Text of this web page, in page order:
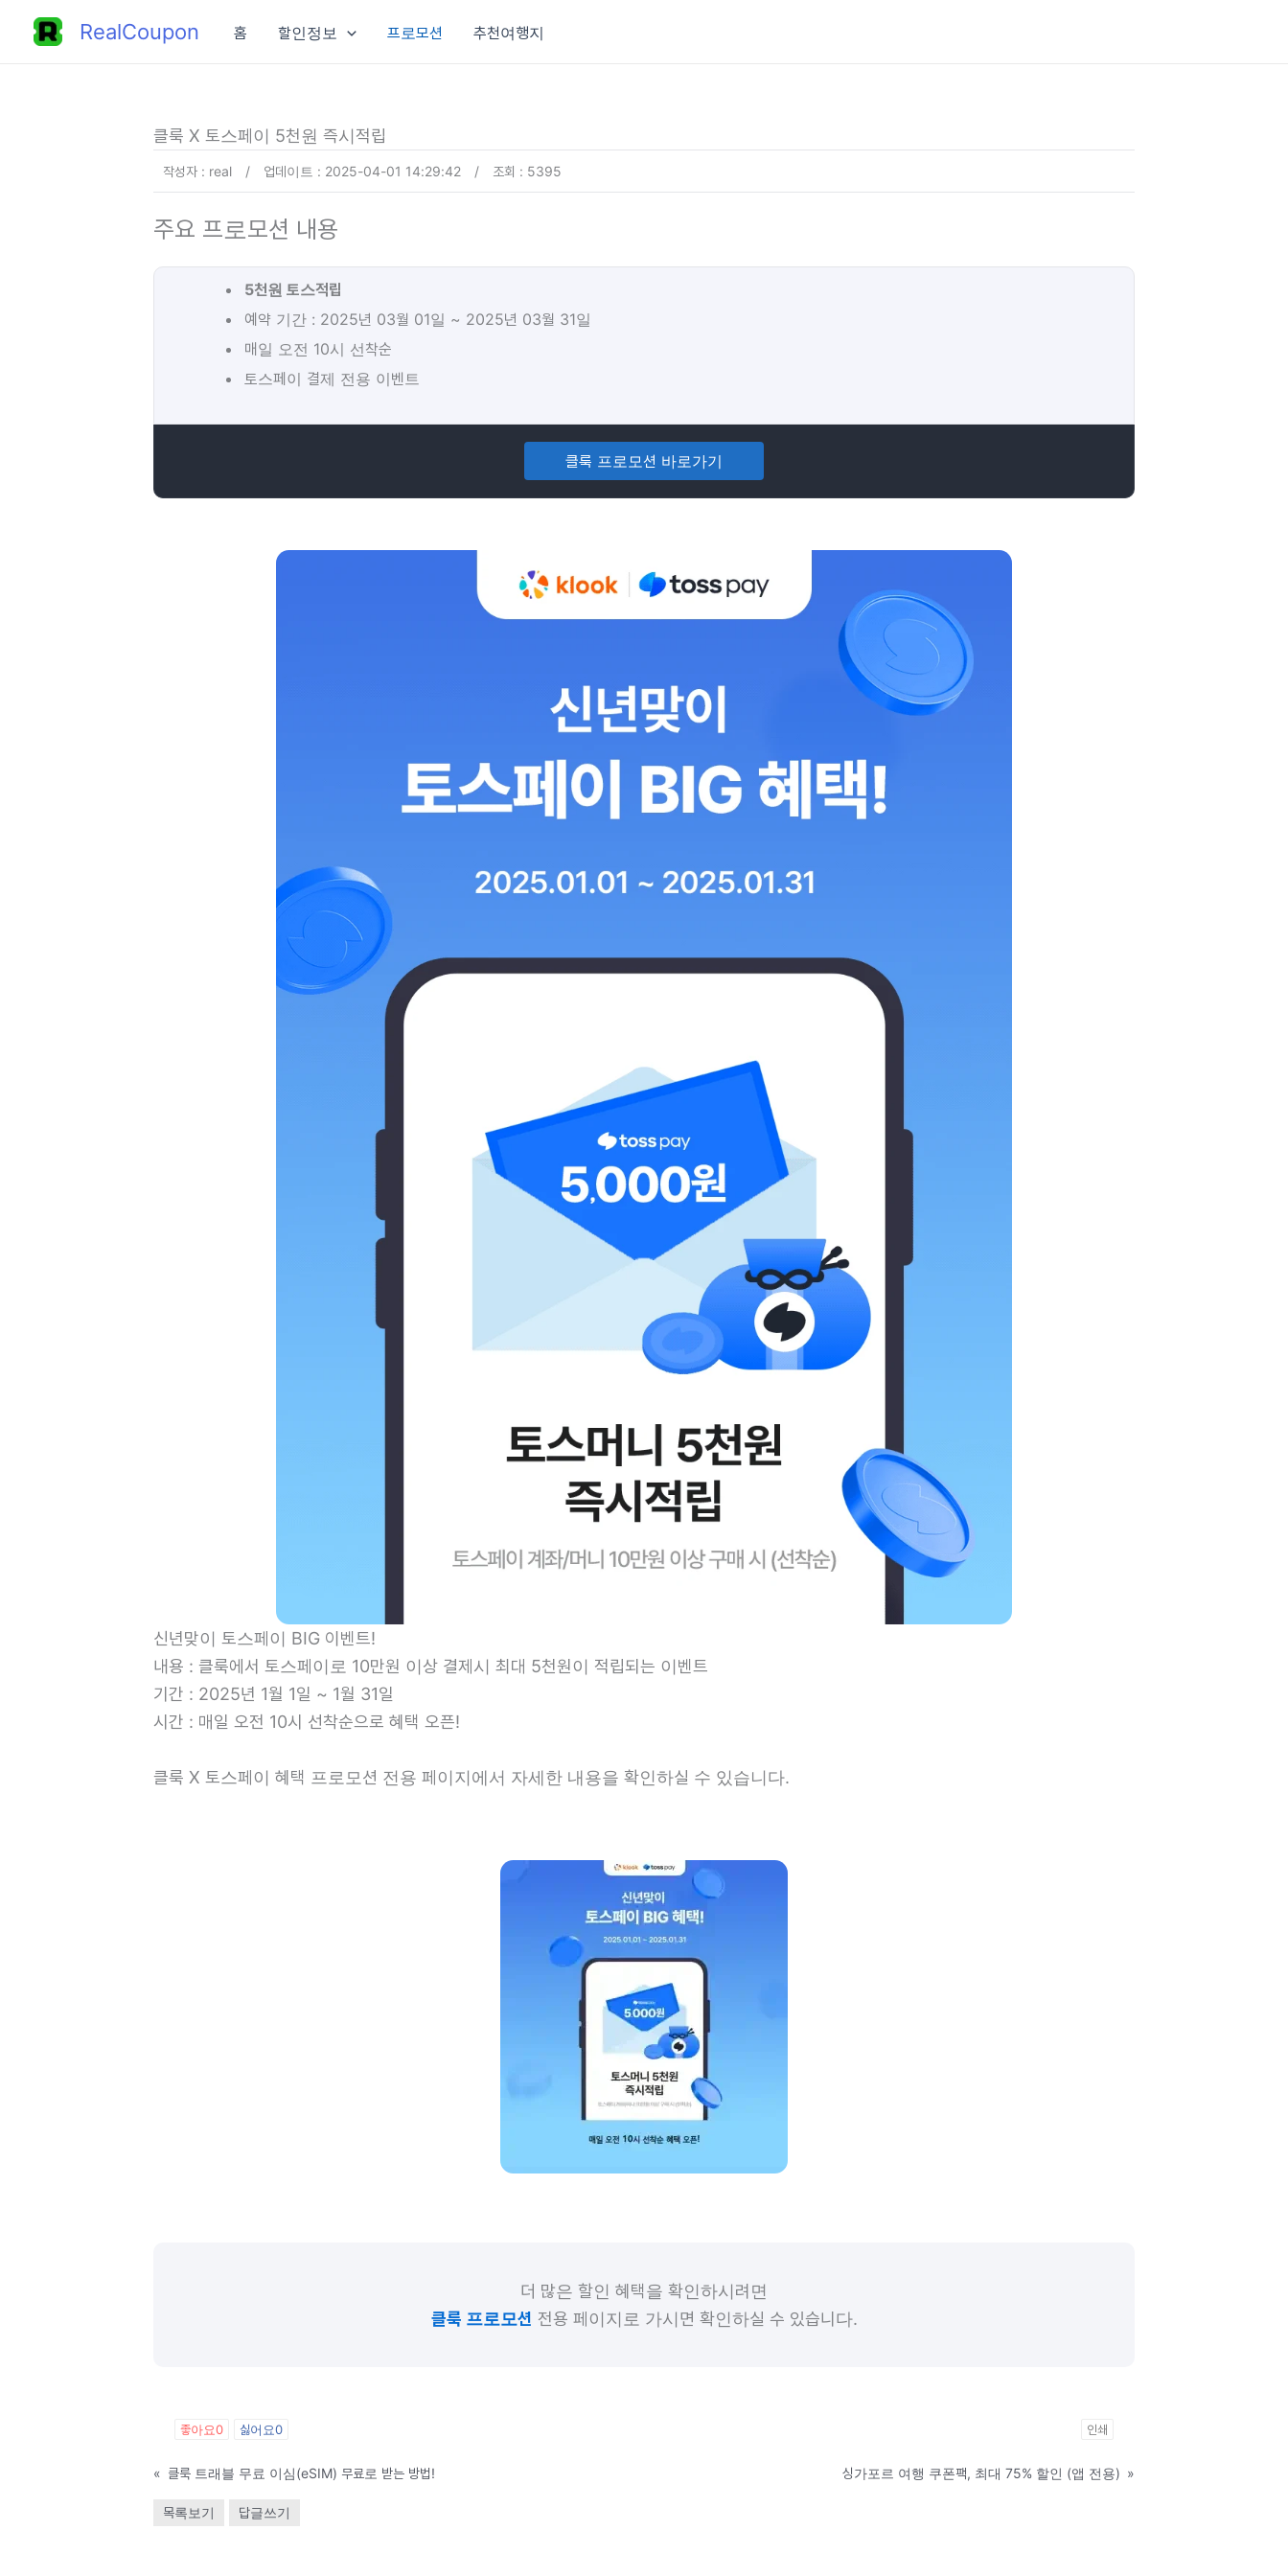
RealCoupon 홈 할인정보 프로모션 추천여행지
클룩 X 토스페이 5천원 즉시적립
작성자 : real / 업데이트 : 2025-04-01 14:29:42 / 조회 : 5395
주요 프로모션 내용
5천원 토스적립
예약 기간 : 2025년 03월 01일 ~ 2025년 03월 31일
매일 오전 10시 선착순
토스페이 결제 전용 이벤트
클룩 프로모션 바로가기
신년맞이 토스페이 BIG 이벤트!
내용 : 클룩에서 토스페이로 10만원 이상 결제시 최대 5천원이 적립되는 이벤트
기간 : 2025년 1월 1일 ~ 1월 31일
시간 : 매일 오전 10시 선착순으로 혜택 오픈!
클룩 X 토스페이 혜택 프로모션 전용 페이지에서 자세한 내용을 확인하실 수 있습니다.
더 많은 할인 혜택을 확인하시려면
클룩 프로모션 전용 페이지로 가시면 확인하실 수 있습니다.
좋아요0 싫어요0 인쇄
« 클룩 트래블 무료 이심(eSIM) 무료로 받는 방법! 싱가포르 여행 쿠폰팩, 최대 75% 할인 (앱 전용) »
목록보기 답글쓰기